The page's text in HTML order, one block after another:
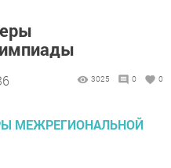
3025 0 0